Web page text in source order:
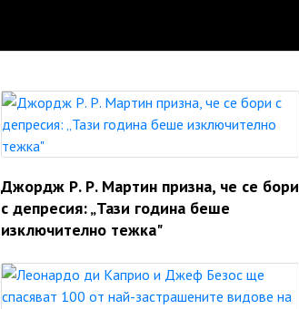
Джордж Р. Р. Мартин призна, че се бори
с депресия: „Тази година беше
изключително тежка"